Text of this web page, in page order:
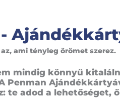
ami tényleg örömet szerez.
mindig könnyű
Penman
te adod a lehetőséget,